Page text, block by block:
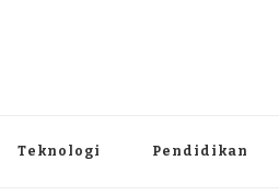
Teknologi Pendidikan